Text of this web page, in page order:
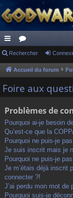
ac
co
ur
s
or
u
Rechercher
Accueil du forum
Foire aux
Problèmes de
Pourquoi ai-je besoin
Qu’est-ce que la
Pourquoi ne puis-je
Je suis inscrit mais je
Pourquoi ne puis-je
Je m’étais déjà inscrit
connecter ?!
J’ai perdu mon mot de
Pourquoi suis-je